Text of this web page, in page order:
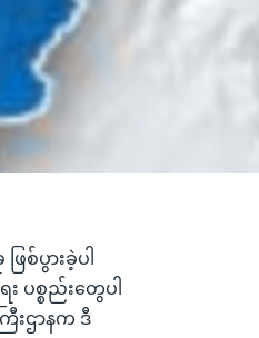
စ်ပွားခဲ့ပါ
စ္စည်းတွေပါ
းဌာနက ဒီ